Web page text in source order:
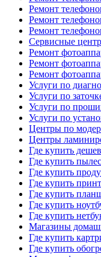
Ремонт
Ремонт
Ремонт
Сервисные
Ремонт
Ремонт
Ремонт
Услуги по
Услуги по
Услуги по
Услуги по
Центры по
Центры
Где купить
Где купить
Где купить
Где купить
Где купить
Где купить
Где купить
Магазины
Где купить
Где купить